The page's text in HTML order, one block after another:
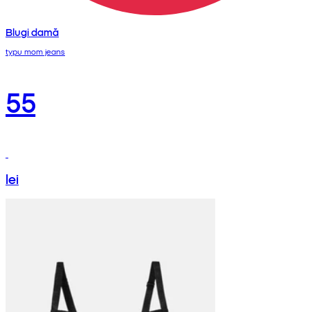
Blugi damă
typu mom jeans
55
lei